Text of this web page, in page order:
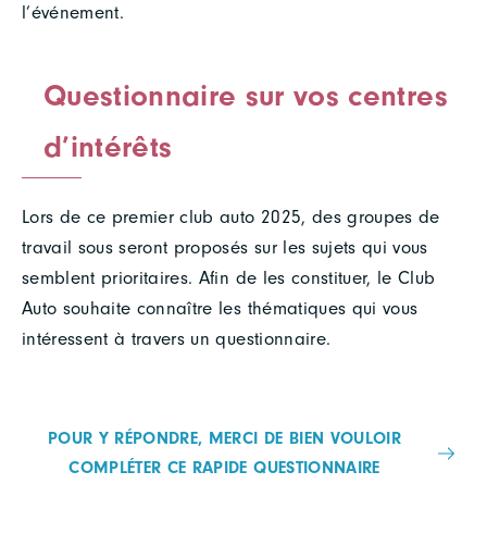
l’événement.
Questionnaire sur vos centres
d’intérêts
Lors de ce premier club auto 2025, des groupes de
travail sous seront proposés sur les sujets qui vous
semblent prioritaires. Afin de les constituer, le Club
Auto souhaite connaître les thématiques qui vous
intéressent à travers un questionnaire.
POUR Y RÉPONDRE, MERCI DE BIEN VOULOIR
COMPLÉTER CE RAPIDE QUESTIONNAIRE